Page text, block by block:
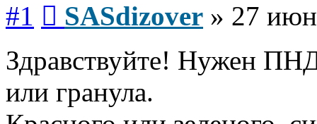
#1 SASdizover » 27
Здравствуйте! Нужен
или гранула.